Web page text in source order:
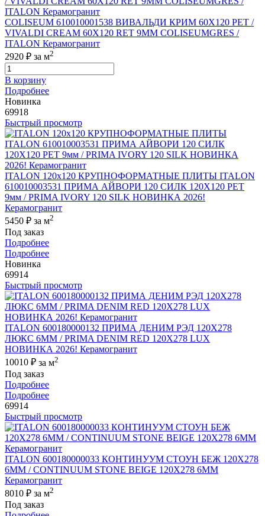
COLISEUM 610010001538 ВИВАЛЬДИ КРИМ 60X120 РЕТ /
VIVALDI CREAM 60X120 RET 9MM COLISEUMGRES /
ITALON Керамогранит
2920 ₽ за м2
В корзину
Подробнее
Новинка
69918
Быстрый просмотр
ITALON 120x120 КРУПНОФОРМАТНЫЕ ПЛИТЫ ITALON
610010003531 ПРИМА АЙВОРИ 120 СИЛК 120Х120 РЕТ
9мм / PRIMA IVORY 120 SILK НОВИНКА 2026!
Керамогранит
5450 ₽ за м2
Под заказ
Подробнее
Подробнее
Новинка
69914
Быстрый просмотр
ITALON 600180000132 ПРИМА ДЕНИМ РЭД 120X278
ЛЮКС 6ММ / PRIMA DENIM RED 120X278 LUX
НОВИНКА 2026! Керамогранит
10010 ₽ за м2
Под заказ
Подробнее
Подробнее
69914
Быстрый просмотр
ITALON 600180000033 КОНТИНУУМ СТОУН БЕЖ 120X278
6ММ / CONTINUUM STONE BEIGE 120X278 6MM
Керамогранит
8010 ₽ за м2
Под заказ